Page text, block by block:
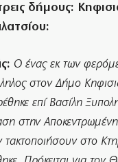
δήμους:
Ο ένας εκ των
στον Δήμο
επί Βασίλη
στην Αποκεντρωμένη
τακτοποιήσουν στο